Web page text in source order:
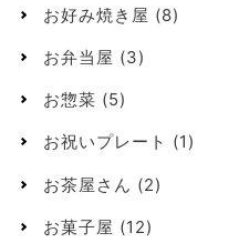
お好み焼き屋 (8)
お弁当屋 (3)
お惣菜 (5)
お祝いプレート (1)
お茶屋さん (2)
お菓子屋 (12)